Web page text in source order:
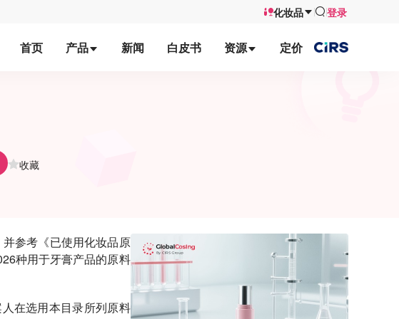
化妆品 登录
首页 产品 新闻 白皮书 资源 定价
收藏
参考《已使用化妆品原
种用于牙膏产品的原料
在选用本目录所列原料